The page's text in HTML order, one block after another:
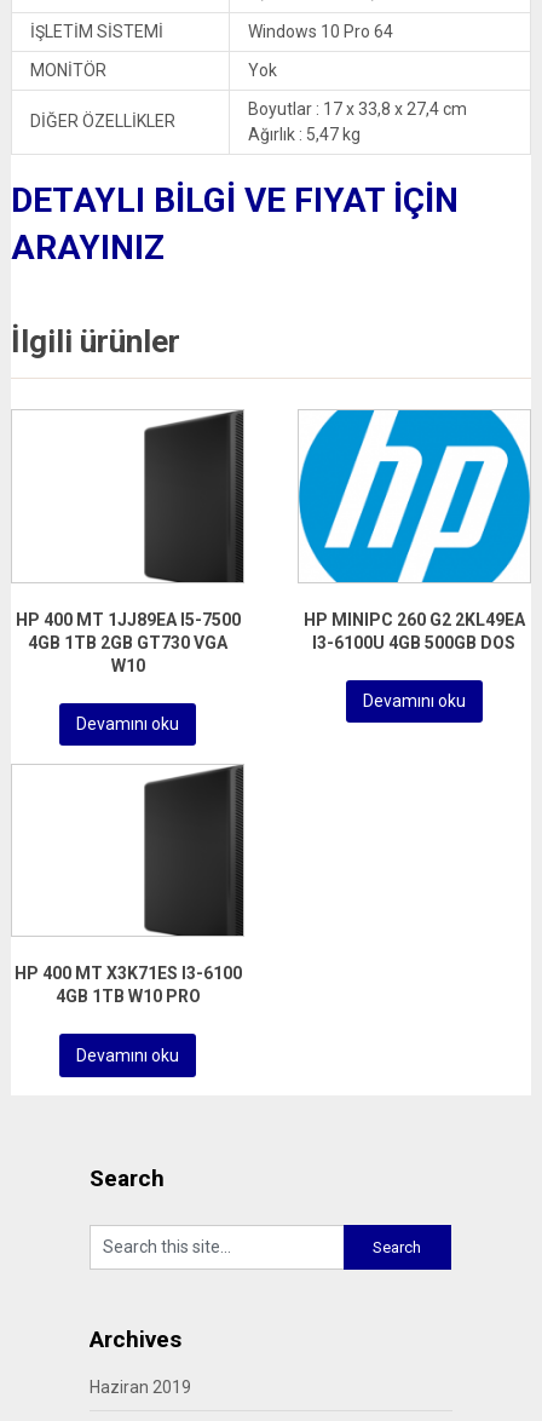
İŞLETİM SİSTEMİ
Windows 10 Pro 64
MONİTÖR
Yok
DİĞER ÖZELLİKLER
Boyutlar : 17 x 33,8 x 27,4 cm
Ağırlık : 5,47 kg
DETAYLI BİLGİ VE FIYAT İÇİN
ARAYINIZ
İlgili ürünler
HP 400 MT 1JJ89EA I5-7500
4GB 1TB 2GB GT730 VGA
W10
Devamını oku
HP MINIPC 260 G2 2KL49EA
I3-6100U 4GB 500GB DOS
Devamını oku
HP 400 MT X3K71ES I3-6100
4GB 1TB W10 PRO
Devamını oku
Search
Archives
Haziran 2019